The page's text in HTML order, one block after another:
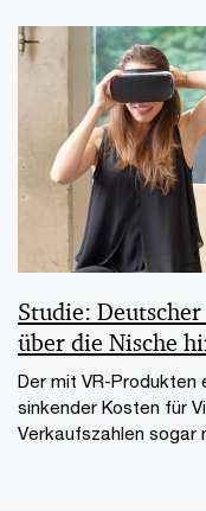
Studie:
über die Nische
Der mit VR-
sinkender Kosten für
Verkaufszahlen sogar